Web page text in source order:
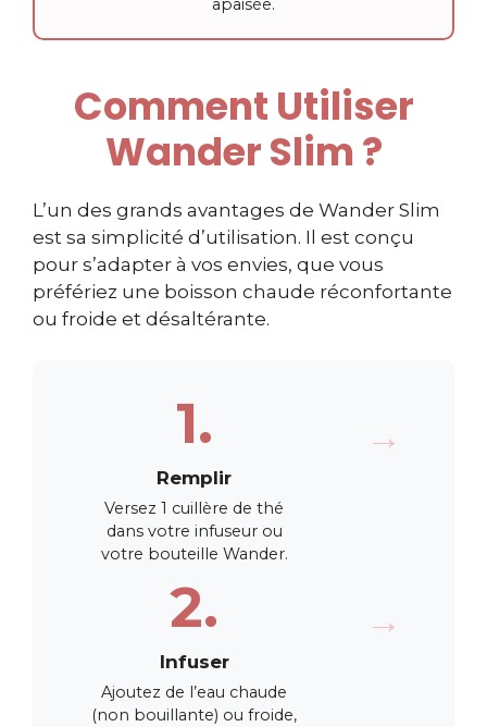
Comment Utiliser
Wander Slim ?
L’un des grands avantages de Wander Slim
est sa simplicité d’utilisation. Il est conçu
pour s’adapter à vos envies, que vous
préfériez une boisson chaude réconfortante
ou froide et désaltérante.
1.
Remplir
Versez 1 cuillère de thé
dans votre infuseur ou
votre bouteille Wander.
→
2.
Infuser
Ajoutez de l’eau chaude
(non bouillante) ou froide,
→